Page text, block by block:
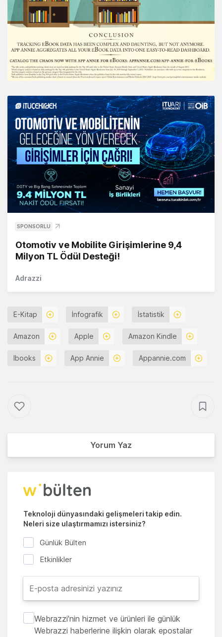
SPONSORLU
Otomotiv ve Mobilite Girişimlerine 9,4
Milyon TL Ödül Desteği!
Adrazzi
E-Kitap İnfografik İstatistik
Amazon Apple Amazon Kindle
Ibooks App Annie Appannie.com
Yorum Yaz
Teknoloji dünyasındaki gelişmeleri takip edin.
Neleri size ulaştırmamızı istersiniz?
Günlük Bülten
Etkinlikler
Webrazzi'nin hizmet ve ürünleri ile günlük
Webrazzi haberlerine ilişkin olarak epostalar